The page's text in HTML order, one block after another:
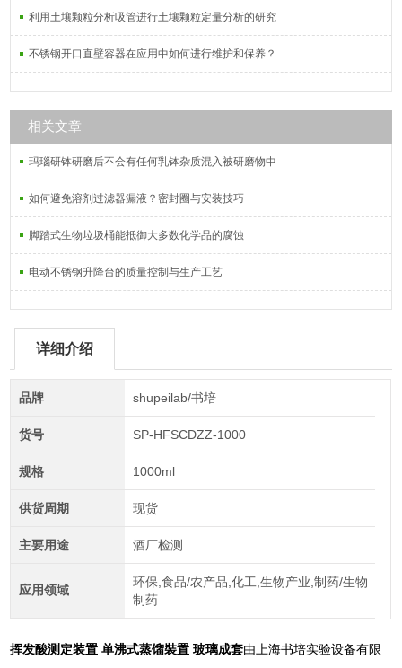
利用土壤颗粒分析吸管进行土壤颗粒定量分析的研究
不锈钢开口直壁容器在应用中如何进行维护和保养？
相关文章
玛瑙研钵研磨后不会有任何乳钵杂质混入被研磨物中
如何避免溶剂过滤器漏液？密封圈与安装技巧
脚踏式生物垃圾桶能抵御大多数化学品的腐蚀
电动不锈钢升降台的质量控制与生产工艺
详细介绍
品牌 shupeilab/书培
货号 SP-HFSCDZZ-1000
规格 1000ml
供货周期 现货
主要用途 酒厂检测
应用领域
环保,食品/农产品,化工,生物产业,制药/生物
制药
挥发酸测定装置 单沸式蒸馏裝置 玻璃成套由上海书培实验设备有限